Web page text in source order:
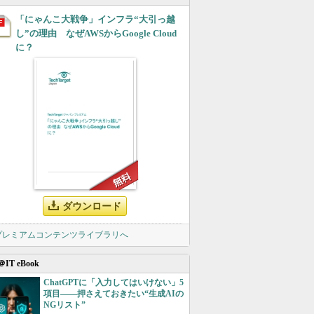
「にゃんこ大戦争」インフラ“大引っ越
し”の理由 なぜAWSからGoogle Cloud
に？
ダウンロード
レミアムコンテンツライブラリへ
IT eBook
ChatGPTに「入力してはいけない」5
項目――押さえておきたい“生成AIの
NGリスト”